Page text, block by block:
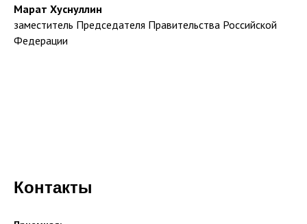
Марат Хуснуллин
заместитель Председателя Правительства Российской
Федерации
Контакты